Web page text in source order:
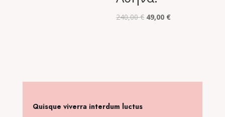
240,00€ Original
49,00 €
Quisque viverra interdum luctus